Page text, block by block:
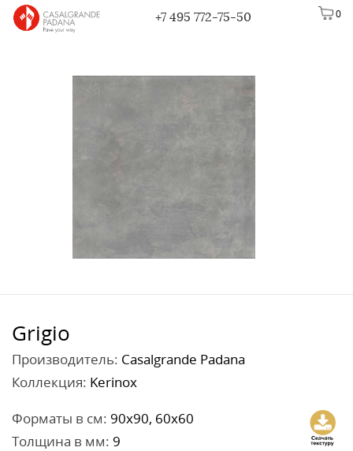
0
+7 495 772-75-50
Grigio
Производитель: Casalgrande Padana
Коллекция: Kerinox
Форматы в см: 90x90, 60x60
Толщина в мм: 9